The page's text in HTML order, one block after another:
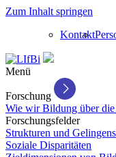
Zum Inhalt springen
Kontakt
Menü
Forschung
Wie wir Bildung über die
Forschungsfelder
Strukturen und
Soziale Disparitäten